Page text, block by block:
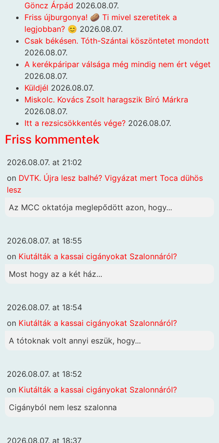
Göncz Árpád 2026.08.07.
Friss újburgonya! 🥔 Ti mivel szeretitek a
legjobban? 😊 2026.08.07.
Csak békésen. Tóth-Szántai köszöntetet mondott
2026.08.07.
A kerékpáripar válsága még mindig nem ért véget
2026.08.07.
Küldjél 2026.08.07.
Miskolc. Kovács Zsolt haragszik Bíró Márkra
2026.08.07.
Itt a rezsicsökkentés vége? 2026.08.07.
Friss kommentek
2026.08.07. at 21:02
on DVTK. Újra lesz balhé? Vigyázat mert Toca dühös
lesz
Az MCC oktatója meglepődött azon, hogy...
2026.08.07. at 18:55
on Kiutálták a kassai cigányokat Szalonnáról?
Most hogy az a két ház...
2026.08.07. at 18:54
on Kiutálták a kassai cigányokat Szalonnáról?
A tótoknak volt annyi eszük, hogy...
2026.08.07. at 18:52
on Kiutálták a kassai cigányokat Szalonnáról?
Cigányból nem lesz szalonna
2026.08.07. at 18:37